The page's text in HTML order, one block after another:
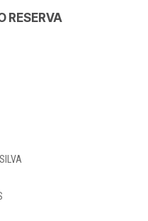
RESERVA